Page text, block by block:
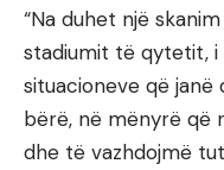
“Na duhet një
stadiumit të qytetit, i
situacioneve që janë
bërë, në mënyrë që
dhe të vazhdojmë